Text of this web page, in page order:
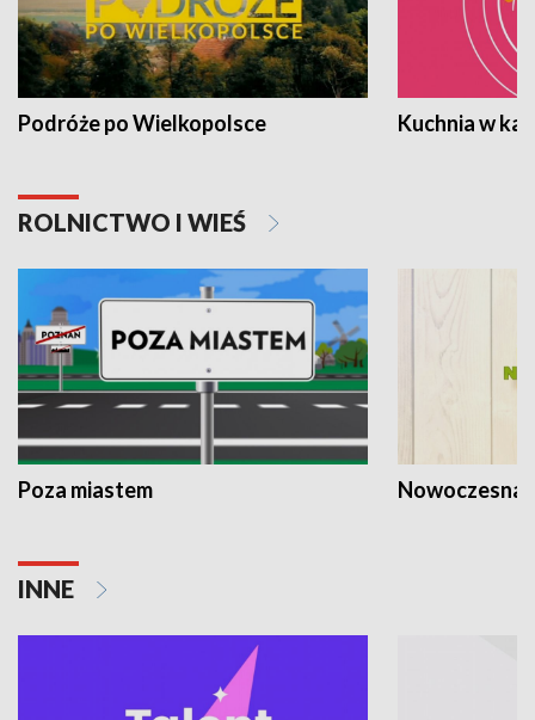
Podróże po Wielkopolsce Kuchnia w
ROLNICTWO I WIEŚ
Poza miastem Nowoczesna
INNE